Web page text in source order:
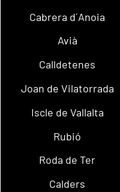
Cabrera d´Anoia
Avià
Calldetenes
Joan de Vilatorrada
Iscle de Vallalta
Rubió
Roda de Ter
Calders